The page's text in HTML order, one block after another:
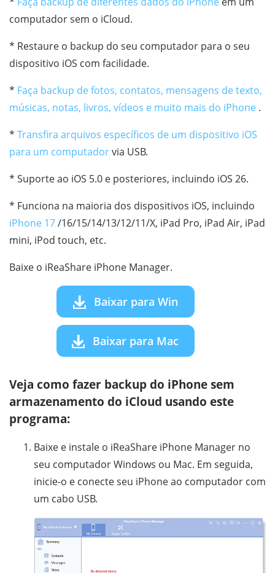
computador sem o iCloud.
* Restaure o backup do seu computador para o seu
dispositivo iOS com facilidade.
* Faça backup de fotos, contatos, mensagens de texto,
músicas, notas, livros, vídeos e muito mais do iPhone .
* Transfira arquivos específicos de um dispositivo iOS
para um computadorvia USB.
* Suporte ao iOS 5.0 e posteriores, incluindo iOS 26.
* Funciona na maioria dos dispositivos iOS, incluindo
iPhone 17/16/15/14/13/12/11/X, iPad Pro, iPad Air, iPad
mini, iPod touch, etc.
Baixe o iReaShare iPhone Manager.
Baixar para Win
Baixar para Mac
Veja como fazer backup do iPhone sem
armazenamento do iCloud usando este
programa:
Baixe e instale o iReaShare iPhone Manager no
seu computador Windows ou Mac. Em seguida,
inicie-o e conecte seu iPhone ao computador com
um cabo USB.